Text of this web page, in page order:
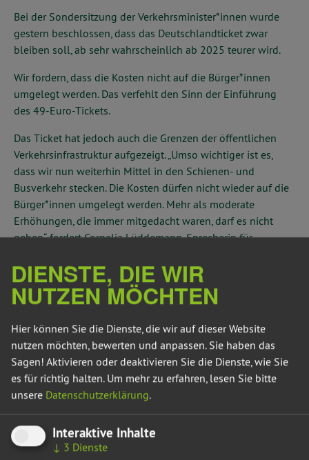
Bei der Sondersitzung der Verkehrsminister*innen wurde
gestern beschlossen, dass das Deutschlandticket zwar
bleiben soll, ab sehr wahrscheinlich ab 2025 teurer wird.
Wir fordern, dass die Kosten nicht auf die Bürger*innen
umgelegt werden. Das verfehlt den Sinn der Einführung
des 49-Euro-Tickets.
Das Ticket hat jedoch auch die Grenzen der öffentlichen
Verkehrsinfrastruktur aufgezeigt. „Umso wichtiger ist es,
dass wir nun weiterhin Mittel in den Schienen- und
Busverkehr stecken. Die Kosten dürfen nicht wieder auf die
Bürger*innen umgelegt werden. Mehr als moderate
Erhöhungen, die immer mitgedacht waren, darf es nicht
geben“, fordert Cornelia Lüddemann, Sprecherin für
„Die Einführung des Deutschlandtickets war ein
revolutionärer Erfolg. Insbesondere für Pendler*innen
geschaffen“, so Lüddemann und ergänzt:
„Finanzierungsengpässe, insbesondere für
Angebotserweiterungen, waren bei der strukturellen
Unterfinanzierung des Gesamtsystems ÖPNV absehbar. Es
braucht mehr Steuerfinanzierung im ÖPNV und eine offene
Kostenrechnung, dabei sind der Bund, das Land als auch
die Kommunen gefragt. Ebenso müssen die
Regionalisierungsmittel schneller ausgezahlt werden.
DIENSTE, DIE WIR
NUTZEN MÖCHTEN
Hier können Sie die Dienste, die wir auf dieser Website
nutzen möchten, bewerten und anpassen. Sie haben das
Sagen! Aktivieren oder deaktivieren Sie die Dienste, wie Sie
es für richtig halten. Um mehr zu erfahren, lesen Sie bitte
unsere Datenschutzerklärung.
Interaktive Inhalte
↓ 3 Dienste